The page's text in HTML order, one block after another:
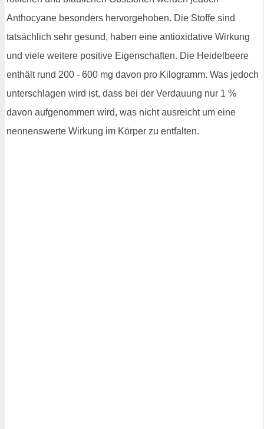
Anthocyane besonders hervorgehoben. Die Stoffe sind
tatsächlich sehr gesund, haben eine antioxidative Wirkung
und viele weitere positive Eigenschaften. Die Heidelbeere
enthält rund 200 - 600 mg davon pro Kilogramm. Was jedoch
unterschlagen wird ist, dass bei der Verdauung nur 1 %
davon aufgenommen wird, was nicht ausreicht um eine
nennenswerte Wirkung im Körper zu entfalten.